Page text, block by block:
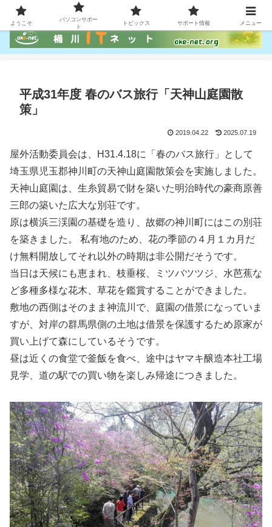
パソコン、スマホ利用のお手伝い
平成31年度 春のバス旅行「天神山庭園散
策」
2019.04.22 2025.07.19
屋外活動委員会は、H31.4.18に「春のバス旅行」として
埼玉県児玉郡神川町の天神山庭園散策会を実施しました。
天神山庭園は、生糸貿易で財を築いた明治時代の豪商原善
三郎の築いた広大な別荘です。
原は横浜三渓園の基礎を造り、故郷の神川町にはこの別荘
を築きました。 私有地のため、花の季節の４月１カ月だ
け無料開放してそれ以外の時期は非公開だそうです。
当日は天候にも恵まれ、枝垂桜、ミツバツツジ、水芭蕉な
ど多種多様な花木、草花を鑑賞することができました。
敷地の西側はそのまま神流川で、庭園の借景になっていま
すが、対岸の群馬県側の土地は借景を保護するため原家が
買い上げて森にしているそうです。
昼は近くの食堂で釜飯を食べ、途中はヤマキ醸造本社工場
見学、道の駅での買い物を楽しみ帰途につきました。
ようこそ
パソコンサポー
ト
トピックス サポート情報 メニュー